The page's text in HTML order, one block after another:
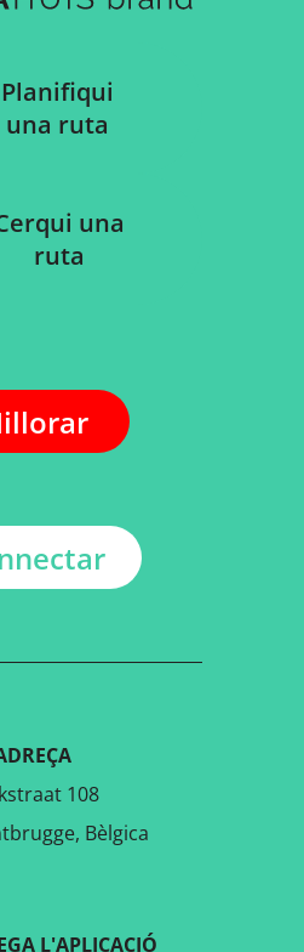
Planifiqui
una ruta
una
ruta
108
Bèlgica
L'APLICACIÓ